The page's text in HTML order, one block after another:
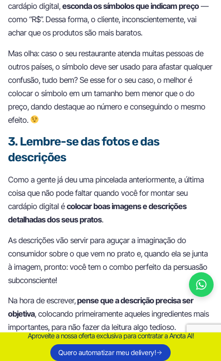
Aproveite a nossa oferta exclusiva para contratar a Anota AI!
Quero automatizar meu delivery!
cardápio digital,esconda os símbolos que indicam preço—
como “R$”. Dessa forma, o cliente, inconscientemente, vai
achar que os produtos são mais baratos.
Mas olha: caso o seu restaurante atenda muitas pessoas de
outros países, o símbolo deve ser usado para afastar qualquer
confusão, tudo bem? Se esse for o seu caso, o melhor é
colocar o símbolo em um tamanho bem menor que o do
preço, dando destaque ao número e conseguindo o mesmo
efeito.
3. Lembre-se das fotos e das
descrições
Como a gente já deu uma pincelada anteriormente, a última
coisa que não pode faltar quando você for montar seu
cardápio digital écolocar boas imagens e descrições
detalhadas dos seus pratos.
As descrições vão servir para aguçar a imaginação do
consumidor sobre o que vem no prato e, quando ela se junta
à imagem, pronto: você tem o combo perfeito da persuasão
subconsciente!
Na hora de escrever,pense que a descrição precisa ser
objetiva, colocando primeiramente aqueles ingredientes mais
importantes, para não fazer da leitura algo tedioso.
na hora de fotografar os seus pratos, capriche bastante,